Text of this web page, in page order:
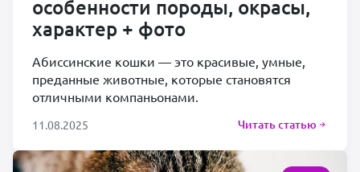
особенности породы, окрасы,
характер + фото
Абиссинские кошки — это красивые, умные,
преданные животные, которые становятся
отличными компаньонами.
11.08.2025 Читать статью